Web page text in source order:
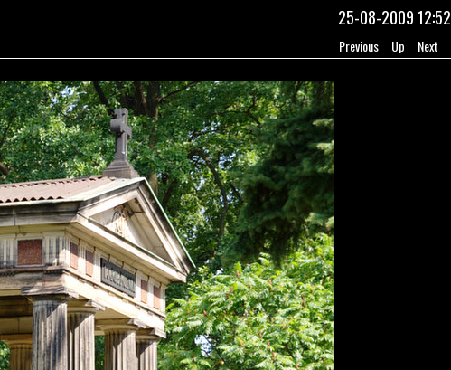
25-08-2009 12:52
Previous Up Next